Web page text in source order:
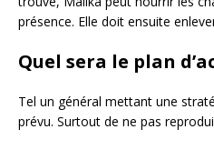
présence. Elle doit ensuite
Quel sera le plan
Tel un général mettant une
prévu. Surtout de ne pas